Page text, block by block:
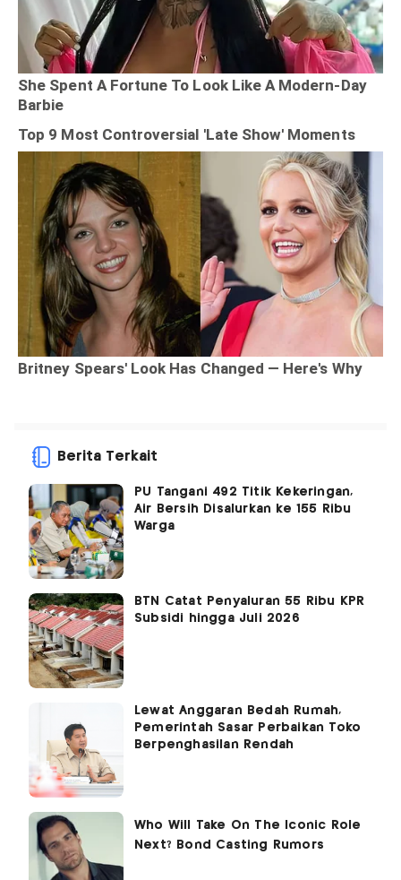
Berita Terkait
PU Tangani 492 Titik Kekeringan,
Air Bersih Disalurkan ke 155 Ribu
Warga
BTN Catat Penyaluran 55 Ribu KPR
Subsidi hingga Juli 2026
Lewat Anggaran Bedah Rumah,
Pemerintah Sasar Perbaikan Toko
Berpenghasilan Rendah